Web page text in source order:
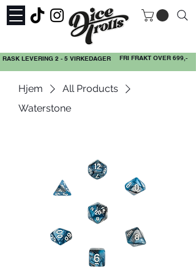
RASK LEVERING 2 - 5 VIRKEDAGER FRI FRAKT OVER 699,-
Hjem
All Products
Waterstone